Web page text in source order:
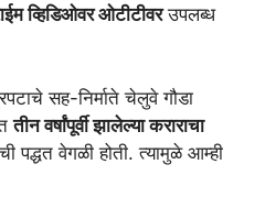
व्हिडिओवर ओटीटीवरउपलब्ध
सह-निर्माते चेलुवे गौडा
तीन वर्षांपूर्वी झालेल्या कराराचा
पद्धत वेगळी होती. त्यामुळे आम्ही